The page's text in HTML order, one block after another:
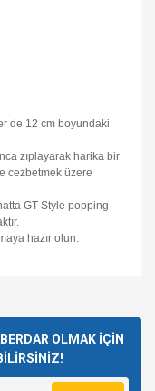
de 12 cm boyundaki
zıplayarak harika bir
cezbetmek üzere
GT Style popping
hazır olun.
OLMAK İÇİN